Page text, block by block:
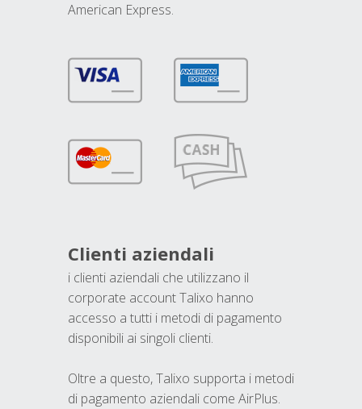
American Express.
Clienti aziendali
i clienti aziendali che utilizzano il
corporate account Talixo hanno
accesso a tutti i metodi di pagamento
disponibili ai singoli clienti.
Oltre a questo, Talixo supporta i metodi
di pagamento aziendali come AirPlus.